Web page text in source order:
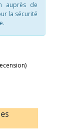
auprès de
la sécurité